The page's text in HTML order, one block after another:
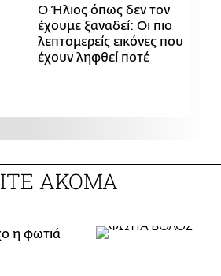
Ο Ήλιος όπως δεν τον
έχουμε ξαναδεί: Οι πιο
λεπτομερείς εικόνες που
έχουν ληφθεί ποτέ
ΑΚΟΜΑ
η φωτιά